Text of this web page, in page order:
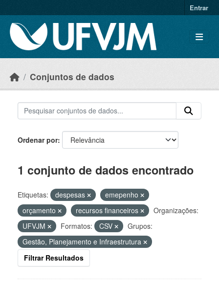
Entrar
Conjuntos de dados
Ordenar por
1 conjunto de dados encontrado
Etiquetas: despesas
emepenho
orçamento
recursos financeiros
Organizações:
UFVJM
Formatos: CSV
Grupos:
Gestão, Planejamento e Infraestrutura
Filtrar Resultados